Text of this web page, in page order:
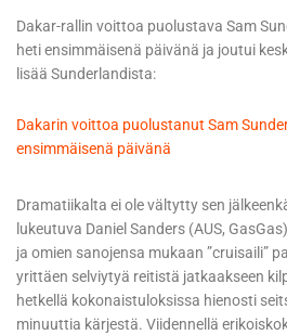
Dakar-rallin voittoa puolustava Sam
heti ensimmäisenä päivänä ja joutui
lisää Sunderlandista:
Dakarin voittoa puolustanut Sam
ensimmäisenä päivänä
Dramatiikalta ei ole vältytty sen
lukeutuva Daniel Sanders (AUS,
ja omien sanojensa mukaan ”cruisaili”
yrittäen selviytyä reitistä jatkaakseen
hetkellä kokonaistuloksissa hienosti
minuuttia kärjestä. Viidennellä